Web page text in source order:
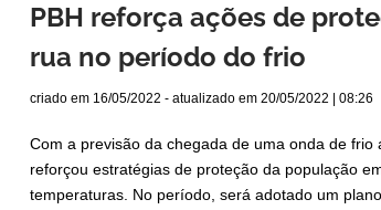
PBH reforça ações de
rua no período do frio
criado em 16/05/2022 - atualizado em 20/05/2022 | 08:26
Com a previsão da chegada de uma onda de
reforçou estratégias de proteção da população
temperaturas. No período, será adotado um